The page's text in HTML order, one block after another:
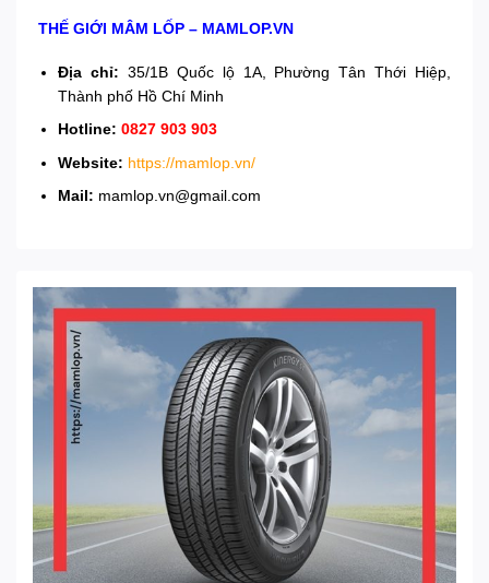
THẾ GIỚI MÂM LỐP – MAMLOP.VN
Địa chỉ: 35/1B Quốc lộ 1A, Phường Tân Thới Hiệp,
Thành phố Hồ Chí Minh
Hotline: 0827 903 903
Website: https://mamlop.vn/
Mail: mamlop.vn@gmail.com